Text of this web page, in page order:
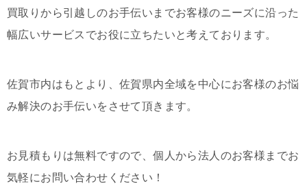
買取りから引越しのお手伝いまでお客様のニーズに沿った
幅広いサービスでお役に立ちたいと考えております。
佐賀市内はもとより、佐賀県内全域を中心にお客様のお悩
み解決のお手伝いをさせて頂きます。
お見積もりは無料ですので、個人から法人のお客様までお
気軽にお問い合わせください！